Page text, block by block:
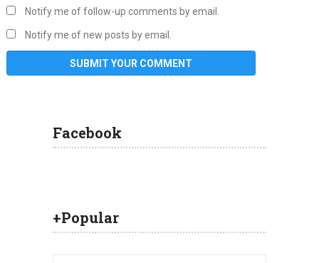
Notify me of follow-up comments by email.
Notify me of new posts by email.
Facebook
+Popular